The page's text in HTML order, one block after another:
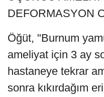
DEFORMASYON
Öğüt, "Burnum
ameliyat için 3 ay
hastaneye tekrar
sonra kıkırdağım